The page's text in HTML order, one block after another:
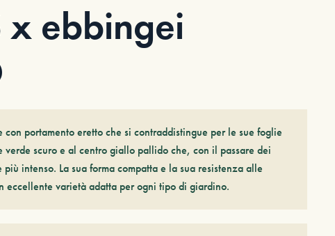
x ebbingei
con portamento eretto che si contraddistingue per le sue foglie
verde scuro e al centro giallo pallido che, con il passare dei
più intenso. La sua forma compatta e la sua resistenza alle
eccellente varietà adatta per ogni tipo di giardino.